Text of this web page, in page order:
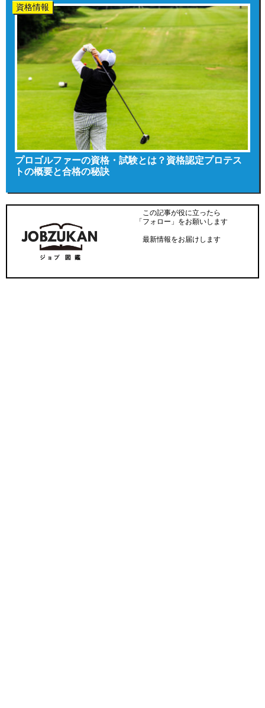
資格情報
プロゴルファーの資格・試験とは？資格認定プロテス
トの概要と合格の秘訣
この記事が役に立ったら
「フォロー」をお願いします
最新情報をお届けします